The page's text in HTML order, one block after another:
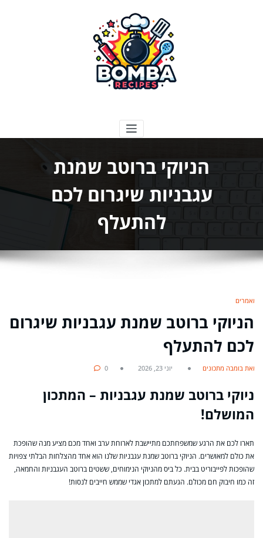
הניוקי ברוטב שמנת
עגבניות שיגרום לכם
להתעלף
מאמרים
הניוקי ברוטב שמנת עגבניות שיגרום
לכם להתעלף
מאת בומבה מתכונים יוני 23, 2026 0
ניוקי ברוטב שמנת עגבניות – המתכון
המושלם!
תארו לכם את הרגע שמשפחתכם מתיישבת לארוחת ערב ואחד מכם מציע מנה שהופכת
את כולם למאושרים. הניוקי ברוטב שמנת עגבניות שלנו הוא אחד מהצלחות הבלתי צפויות
שהופכות לפייבוריט בבית. כל ביס מהניוקי הנימוחים, ששטים ברוטב העגבניות והחמאה,
זה כמו חיבוק חם מכולם. הגעתם למתכון אגדי שממש חייבים לנסות!